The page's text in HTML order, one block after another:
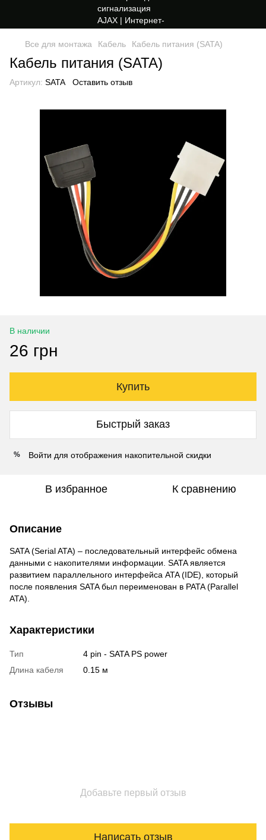
Все для монтажа Кабель Кабель питания (SATA)
Кабель питания (SATA)
Артикул: SATA Оставить отзыв
В наличии
26 грн
Купить
Быстрый заказ
% Войти для отображения накопительной скидки
В избранное К сравнению
Описание
SATA (Serial ATA) – последовательный интерфейс обмена
данными с накопителями информации. SATA является
развитием параллельного интерфейса ATA (IDE), который
после появления SATA был переименован в PATA (Parallel
ATA).
Характеристики
Тип
4 pin - SATA PS power
Длина кабеля
0.15 м
Отзывы
Добавьте первый отзыв
Написать отзыв